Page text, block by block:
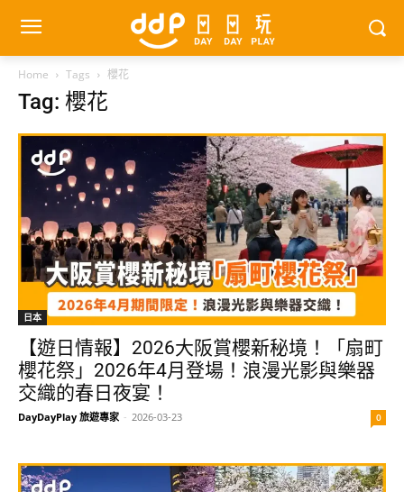
Home Tags 櫻花
Tag: 櫻花
日本
【遊日情報】2026大阪賞櫻新秘境！「扇町
櫻花祭」2026年4月登場！浪漫光影與樂器
交織的春日夜宴！
DayDayPlay 旅遊專家 - 2026-03-23 0